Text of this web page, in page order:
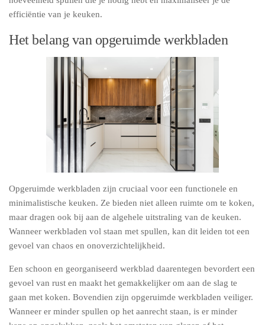
efficiëntie van je keuken.
Het belang van opgeruimde werkbladen
Opgeruimde werkbladen zijn cruciaal voor een functionele en
minimalistische keuken. Ze bieden niet alleen ruimte om te koken,
maar dragen ook bij aan de algehele uitstraling van de keuken.
Wanneer werkbladen vol staan met spullen, kan dit leiden tot een
gevoel van chaos en onoverzichtelijkheid.
Een schoon en georganiseerd werkblad daarentegen bevordert een
gevoel van rust en maakt het gemakkelijker om aan de slag te
gaan met koken. Bovendien zijn opgeruimde werkbladen veiliger.
Wanneer er minder spullen op het aanrecht staan, is er minder